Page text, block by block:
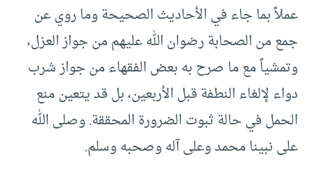
عملاً بما جاء في الأحاديث الصحيحة وما روي عن
جمع من الصحابة رضوان الله عليهم من جواز العزل،
وتمشياً مع ما صرح به بعض الفقهاء من جواز شرب
دواء لإلغاء النطفة قبل الأربعين، بل قد يتعين منع
الحمل في حالة ثبوت الضرورة المحققة. وصلى الله
على نبينا محمد وعلى آله وصحبه وسلم.